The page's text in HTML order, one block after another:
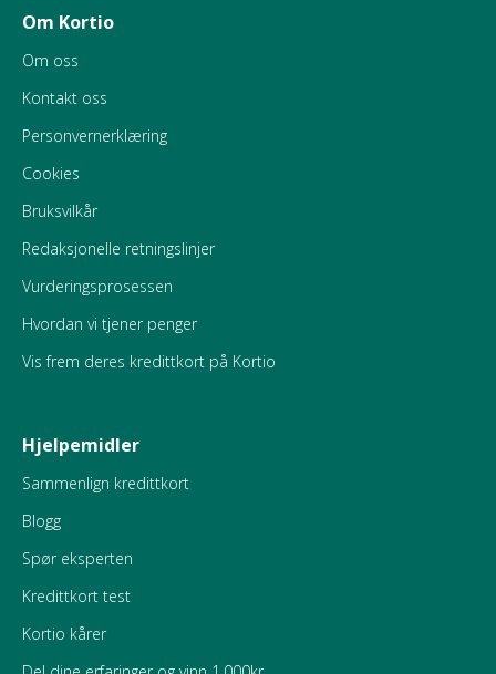
Om Kortio
Om oss
Kontakt oss
Personvernerklæring
Cookies
Bruksvilkår
Redaksjonelle retningslinjer
Vurderingsprosessen
Hvordan vi tjener penger
Vis frem deres kredittkort på Kortio
Hjelpemidler
Sammenlign kredittkort
Blogg
Spør eksperten
Kredittkort test
Kortio kårer